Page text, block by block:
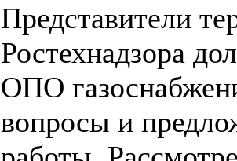
Представители
Ростехнадзора
ОПО
вопросы и